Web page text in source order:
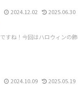
2024.12.02 2025.06.30
すね！今回はハロウィンの飾
2024.10.09 2025.05.19